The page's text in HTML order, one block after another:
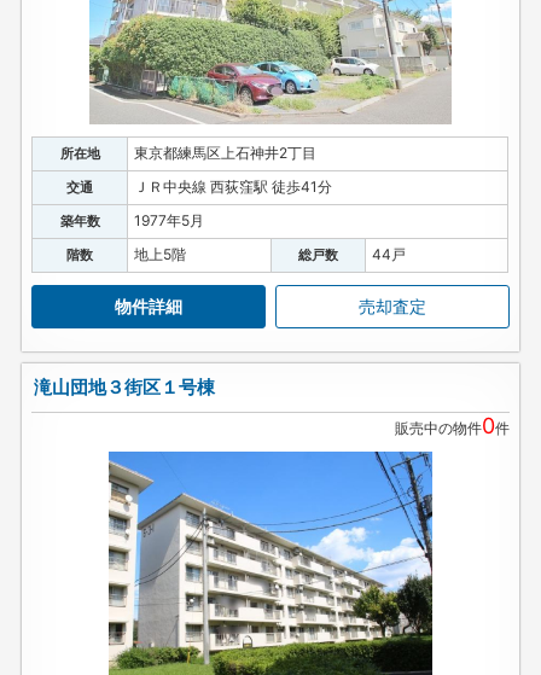
所在地 東京都練馬区上石神井2丁目
交通 ＪＲ中央線 西荻窪駅 徒歩41分
築年数 1977年5月
階数 地上5階 総戸数 44戸
物件詳細 売却査定
滝山団地３街区１号棟
販売中の物件0件